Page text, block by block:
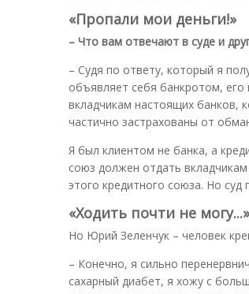
«Пропали мои деньги!»
– Что вам отвечают в суде и
– Судя по ответу, который я
объявляет себя банкротом, его
вкладчикам настоящих банков,
частично застрахованы от
Я был клиентом не банка, а
союз должен отдать
этого кредитного союза. Но
«Ходить почти не могу...»
Но Юрий Зеленчук – человек
– Конечно, я сильно
сахарный диабет, я хожу с